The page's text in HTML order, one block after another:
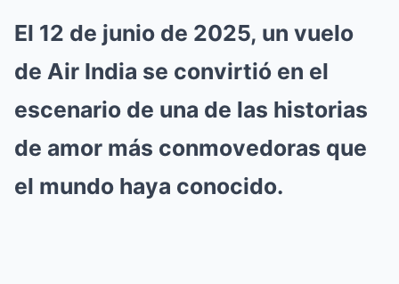
El 12 de junio de 2025, un vuelo
de Air India se convirtió en el
escenario de una de las historias
de amor más conmovedoras que
el mundo haya conocido.